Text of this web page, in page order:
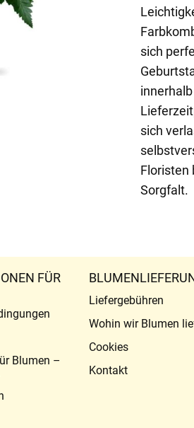
sich
sich
Floristen
Sorgfalt.
FÜR
Blumen –
Liefergebühren
Wohin wir Blumen
Cookies
Kontakt